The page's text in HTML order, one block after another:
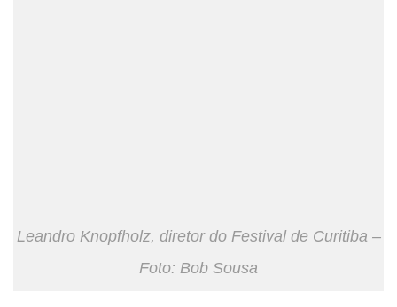
Leandro Knopfholz, diretor do Festival de Curitiba –
Foto: Bob Sousa